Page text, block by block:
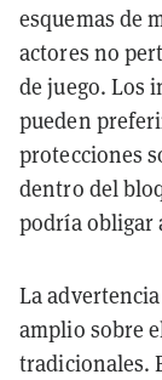
esquemas de
actores no
de juego. Los
pueden
protecciones
dentro del
podría obligar
La
amplio sobre
tradicionales.